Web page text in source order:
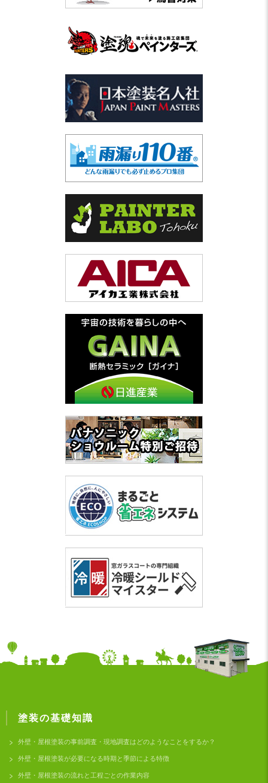
塗装の基礎知識
外壁・屋根塗装の事前調査・現地調査はどのようなことをするか？
外壁・屋根塗装が必要になる時期と季節による特徴
外壁・屋根塗装の流れと工程ごとの作業内容